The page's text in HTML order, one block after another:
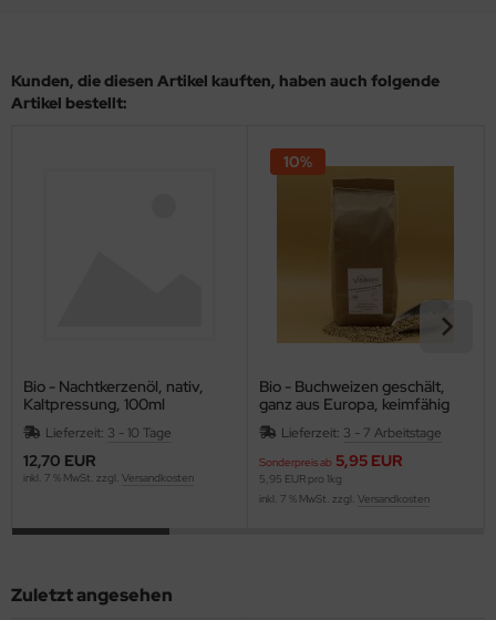
Kunden, die diesen Artikel kauften, haben auch folgende
Artikel bestellt:
Bio - Nachtkerzenöl, nativ,
Kaltpressung, 100ml
Lieferzeit: 3 - 10 Tage
12,70 EUR
inkl. 7 % MwSt. zzgl. Versandkosten
Bio - Buchweizen geschält,
ganz aus Europa, keimfähig
Lieferzeit: 3 - 7 Arbeitstage
Sonderpreis ab 5,95 EUR
10%
5,95 EUR pro 1kg
inkl. 7 % MwSt. zzgl. Versandkosten
Zuletzt angesehen